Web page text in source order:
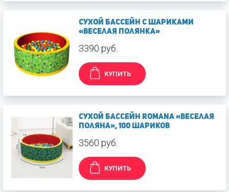
Сухой бассейн с шариками
«Веселая полянка»
3390 руб.
КУПИТЬ
Сухой бассейн Romana «Веселая
поляна», 100 шариков
3560 руб.
КУПИТЬ